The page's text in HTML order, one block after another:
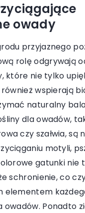
owady
przyjaznego
rolę odgrywają
które nie tylko
wspierają
naturalny
dla owadów,
czy szałwia, są
motyli,
gatunki nie
schronienie, co
elementem
owadów. Ponadto